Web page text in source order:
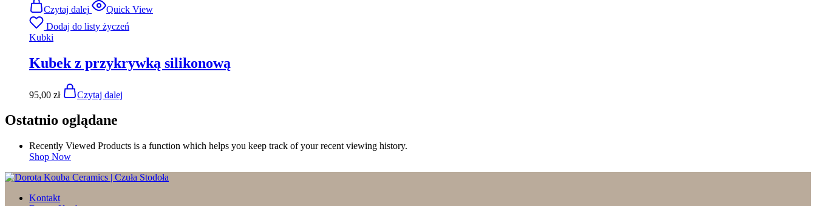
Czytaj dalej
Quick View
Dodaj do listy życzeń
Kubki
Kubek z przykrywką silikonową
95,00 zł Czytaj dalej
Ostatnio oglądane
Recently Viewed Products is a function which helps you keep track of your recent viewing history.
Shop Now
Kontakt